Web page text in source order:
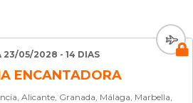
23/05/2028 - 14 DIAS
ENCANTADORA
Alicante, Granada, Málaga, Marbella,